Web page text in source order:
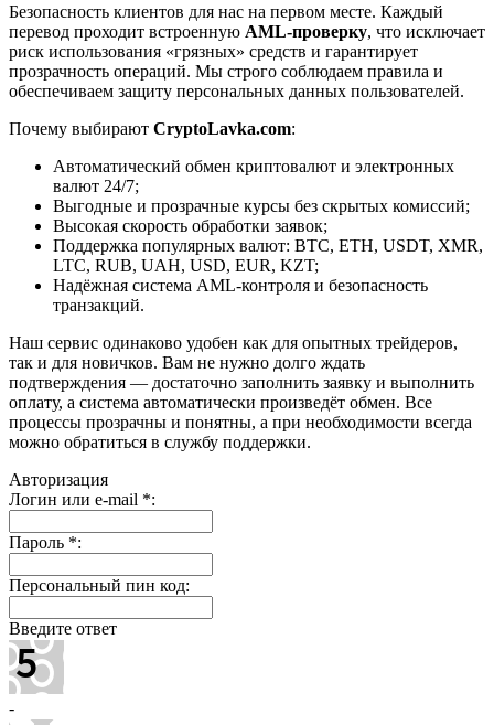
Безопасность клиентов для нас на первом месте. Каждый
перевод проходит встроенную AML-проверку, что исключает
риск использования «грязных» средств и гарантирует
прозрачность операций. Мы строго соблюдаем правила и
обеспечиваем защиту персональных данных пользователей.
Почему выбирают CryptoLavka.com:
Автоматический обмен криптовалют и электронных
валют 24/7;
Выгодные и прозрачные курсы без скрытых комиссий;
Высокая скорость обработки заявок;
Поддержка популярных валют: BTC, ETH, USDT, XMR,
LTC, RUB, UAH, USD, EUR, KZT;
Надёжная система AML-контроля и безопасность
транзакций.
Наш сервис одинаково удобен как для опытных трейдеров,
так и для новичков. Вам не нужно долго ждать
подтверждения — достаточно заполнить заявку и выполнить
оплату, а система автоматически произведёт обмен. Все
процессы прозрачны и понятны, а при необходимости всегда
можно обратиться в службу поддержки.
Авторизация
Логин или e-mail *:
Пароль *:
Персональный пин код:
Введите ответ
-